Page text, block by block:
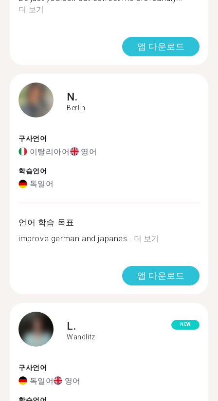
더 보기
앱 다운로드
N.
Berlin
구사언어
이탈리아어 영어
학습언어
독일어
언어 학습 목표
improve german and japanes...더 보기
앱 다운로드
L.
Wandlitz
NEW
구사언어
독일어 영어